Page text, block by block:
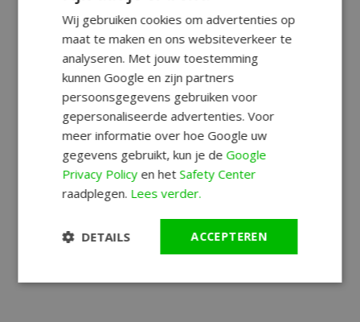
Wij gebruiken cookies om advertenties op
maat te maken en ons websiteverkeer te
analyseren. Met jouw toestemming
kunnen Google en zijn partners
persoonsgegevens gebruiken voor
gepersonaliseerde advertenties. Voor
meer informatie over hoe Google uw
gegevens gebruikt, kun je deGoogle
Privacy Policyen hetSafety Center
raadplegen. Lees verder.
ACCEPTEREN
DETAILS